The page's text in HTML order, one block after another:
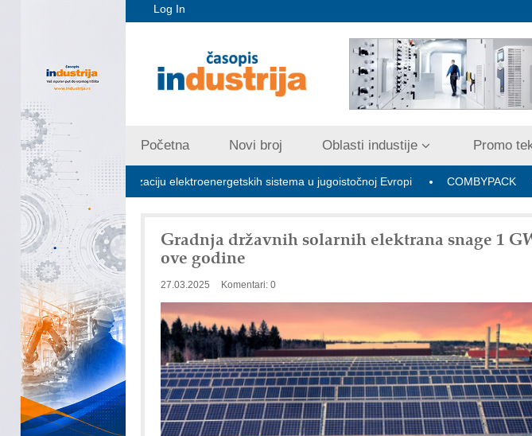
Log In
Početna Novi broj Oblasti industije Promo
za stabilizaciju elektroenergetskih sistema u jugoistočnoj Evropi COMBYPACK U
Gradnja državnih solarnih elektrana snage 1
ove godine
27.03.2025 Komentari: 0